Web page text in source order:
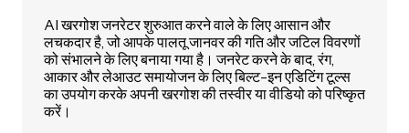
AI खरगोश जनरेटर शुरुआत करने वाले के लिए आसान और
लचकदार है, जो आपके पालतू जानवर की गति और जटिल विवरणों
को संभालने के लिए बनाया गया है। जनरेट करने के बाद, रंग,
आकार और लेआउट समायोजन के लिए बिल्ट-इन एडिटिंग टूल्स
का उपयोग करके अपनी खरगोश की तस्वीर या वीडियो को परिष्कृत
करें।